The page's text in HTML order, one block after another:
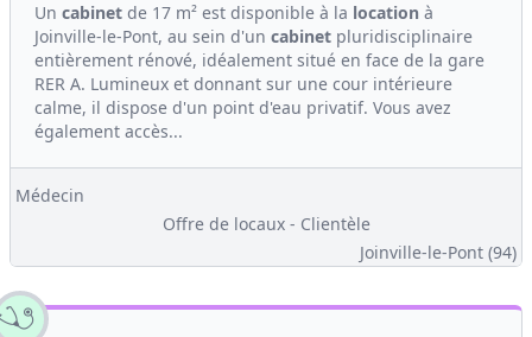
Un cabinet de 17 m² est disponible à la location à
Joinville-le-Pont, au sein d'un cabinet pluridisciplinaire
entièrement rénové, idéalement situé en face de la gare
RER A. Lumineux et donnant sur une cour intérieure
calme, il dispose d'un point d'eau privatif. Vous avez
également accès...
Médecin
Offre de locaux - Clientèle
Joinville-le-Pont (94)